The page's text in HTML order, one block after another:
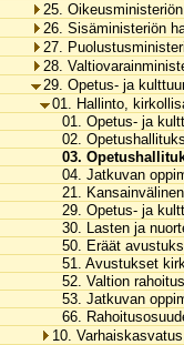
25. Oikeusministeriön
26. Sisäministeriön
27.
28.
29. Opetus- ja
01. Hallinto,
01. Opetus- ja
02.
03.
04. Jatkuvan
21.
29. Opetus- ja
30. Lasten ja
50. Eräät
51. Avustukset
52. Valtion
53. Jatkuvan
66.
10.